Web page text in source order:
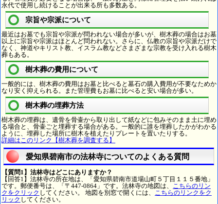
永代で使用し続けることが出来る所も多数ある。
宗旨や宗派について
最近はお墓でも宗旨や宗派が問われない場合が多いが、樹木葬の場合はお墓
以上に宗旨や宗派はほとんど問われない。さらに、仏教の宗旨や宗派だけで
なく、神道やキリスト教、イスラム教などさまざまな宗教を受け入れる樹木
葬もある。
樹木葬の費用について
一般的には、樹木葬の費用はお墓と比べると墓石の購入費用が不要なためか
なり安く抑えられる。また管理費もお墓に比べると安い場合が多い。
樹木葬の埋葬方法
樹木葬の埋葬は、遺骨を骨壷から取り出して紙などに包みそのまま土に埋め
る場合と、骨壷ごと埋葬する場合がある。一般的に誰を埋葬したかがわかる
ように、埋葬した場所に樹木を植えたりプレートを置いたりする。
詳細はこのリンク【樹木葬を調査する】
愛知県碧南市の法林寺についてのよくある質問
【質問1】法林寺はどこにありますか？
【回答1】法林寺の所在地は、「愛知県碧南市道場山町５丁目１１５番地」
です。郵便番号は、「〒447-0864」です。法林寺の地図は、 こちらのリン
クをクリック してください。 地図を別窓で開くには、 こちらのリンクをク
リック してください。